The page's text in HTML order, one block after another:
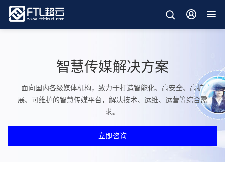
智慧传媒解决方案
面向国内各级媒体机构，致力于打造智能化、高安全、高扩
展、可维护的智慧传媒平台，解决技术、运维、运营等综合需
求。
立即咨询